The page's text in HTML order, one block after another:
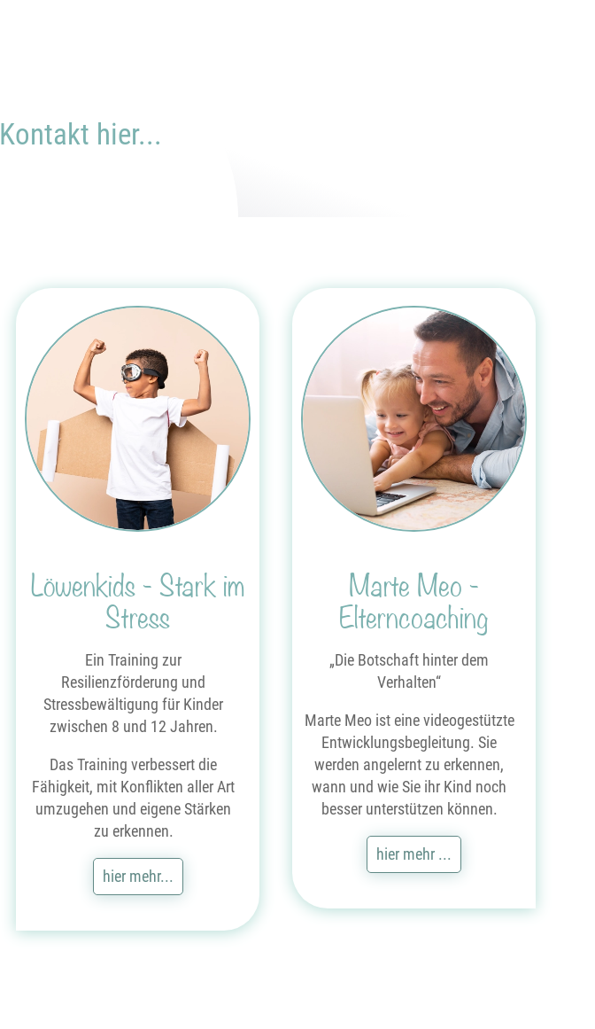
Kontakt hier...
Löwenkids - Stark im
Stress
Ein Training zur
Resilienzförderung und
Stressbewältigung für Kinder
zwischen 8 und 12 Jahren.
Das Training verbessert die
Fähigkeit, mit Konflikten aller Art
umzugehen und eigene Stärken
zu erkennen.
hier mehr...
Marte Meo -
Elterncoaching
„Die Botschaft hinter dem
Verhalten“
Marte Meo ist eine videogestützte
Entwicklungsbegleitung. Sie
werden angelernt zu erkennen,
wann und wie Sie ihr Kind noch
besser unterstützen können.
hier mehr ...